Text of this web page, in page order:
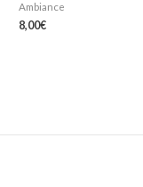
Ambiance
8,00€